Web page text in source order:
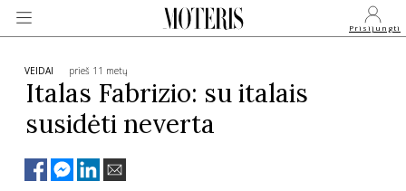
Prisijungti
VEIDAI
MONARCHIJA
VEIDAI prieš 11 metų
Italas Fabrizio: su italais
susidėti neverta